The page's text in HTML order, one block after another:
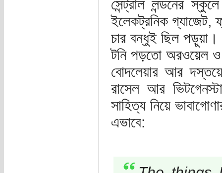
সেন্ট্রাল লন্ডনের
ইলেকট্রনিক গ্যাজেট,
চার বন্ধুই ছিল
টনি পড়তো অরওয়েল ও
বোদলেয়ার আর
রাসেল আর
সাহিত্য নিয়ে
এভাবে: